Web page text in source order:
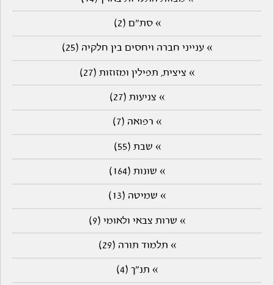
» סת"ם (2)
» ענייני חברה ויחסים בין חלקיה (25)
» ציצית, תפילין ומזוזות (27)
» צניעות (27)
» רפואה (7)
» שבת (55)
» שונות (164)
» שמיטה (13)
» שרות צבאי ולאומי (9)
» תלמוד תורה (29)
» תנ"ך (4)